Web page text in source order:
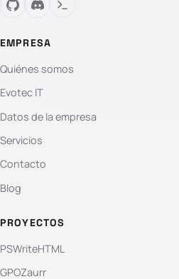
EMPRESA
Quiénes somos
Evotec IT
Datos de la empresa
Servicios
Contacto
Blog
PROYECTOS
PSWriteHTML
GPOZaurr